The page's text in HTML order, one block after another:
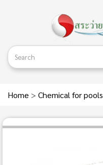
Home > Chemical for pools